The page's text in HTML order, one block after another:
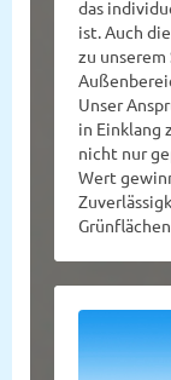
das
ist. Auch
zu
Unser
in Einklang
nicht nur
Wert